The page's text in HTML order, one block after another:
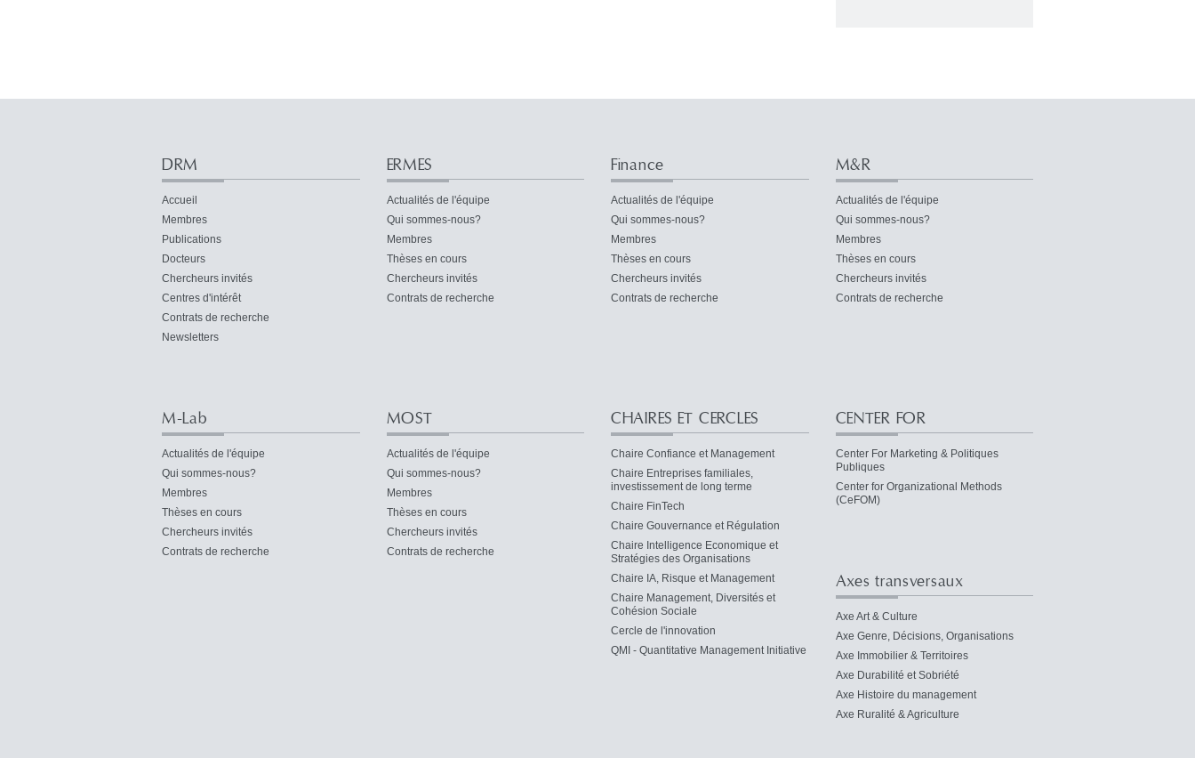
DRM
Accueil
Membres
Publications
Docteurs
Chercheurs invités
Centres d'intérêt
Contrats de recherche
Newsletters
ERMES
Actualités de l'équipe
Qui sommes-nous?
Membres
Thèses en cours
Chercheurs invités
Contrats de recherche
Finance
Actualités de l'équipe
Qui sommes-nous?
Membres
Thèses en cours
Chercheurs invités
Contrats de recherche
M&R
Actualités de l'équipe
Qui sommes-nous?
Membres
Thèses en cours
Chercheurs invités
Contrats de recherche
M-Lab
Actualités de l'équipe
Qui sommes-nous?
Membres
Thèses en cours
Chercheurs invités
Contrats de recherche
MOST
Actualités de l'équipe
Qui sommes-nous?
Membres
Thèses en cours
Chercheurs invités
Contrats de recherche
CHAIRES ET CERCLES
Chaire Confiance et Management
Chaire Entreprises familiales,
investissement de long terme
Chaire FinTech
Chaire Gouvernance et Régulation
Chaire Intelligence Economique et
Stratégies des Organisations
Chaire IA, Risque et Management
Chaire Management, Diversités et
Cohésion Sociale
Cercle de l'innovation
QMI - Quantitative Management Initiative
CENTER FOR
Center For Marketing & Politiques
Publiques
Center for Organizational Methods
(CeFOM)
Axes transversaux
Axe Art & Culture
Axe Genre, Décisions, Organisations
Axe Immobilier & Territoires
Axe Durabilité et Sobriété
Axe Histoire du management
Axe Ruralité & Agriculture